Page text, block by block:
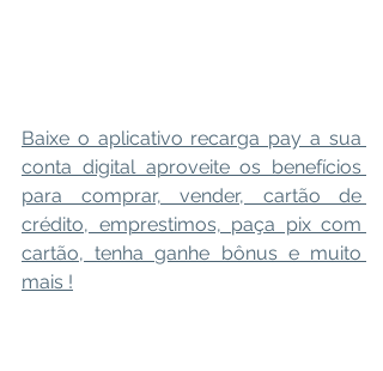
Baixe o aplicativo recarga pay a sua
conta digital aproveite os benefícios
para comprar, vender, cartão de
crédito, emprestimos, paça pix com
cartão, tenha ganhe bônus e muito
mais !